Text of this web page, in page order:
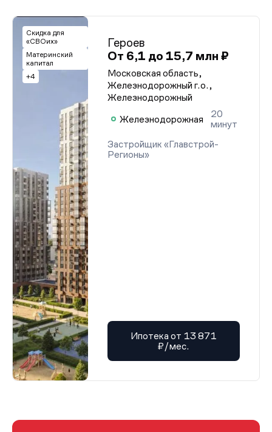
Скидка для
«СВОих»
Материнский
капитал
+4
Героев
От 6,1 до 15,7 млн ₽
Московская область,
Железнодорожный г.о.,
Железнодорожный
Железнодорожная
20
минут
Застройщик «Главстрой-
Регионы»
Ипотека от 13 871
₽/мес.